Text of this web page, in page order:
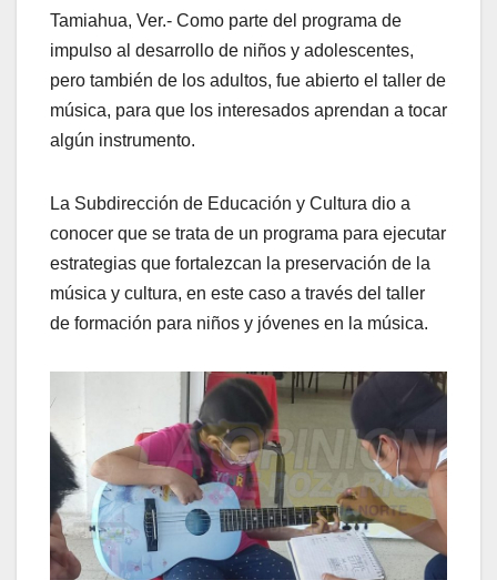
Tamiahua, Ver.- Como parte del programa de
impulso al desarrollo de niños y adolescentes,
pero también de los adultos, fue abierto el taller de
música, para que los interesados aprendan a tocar
algún instrumento.
La Subdirección de Educación y Cultura dio a
conocer que se trata de un programa para ejecutar
estrategias que fortalezcan la preservación de la
música y cultura, en este caso a través del taller
de formación para niños y jóvenes en la música.